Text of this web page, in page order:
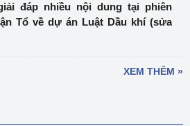
đáp nhiều nội dung tại phiên
Tổ về dự án Luật Dầu khí (sửa
XEM THÊM »